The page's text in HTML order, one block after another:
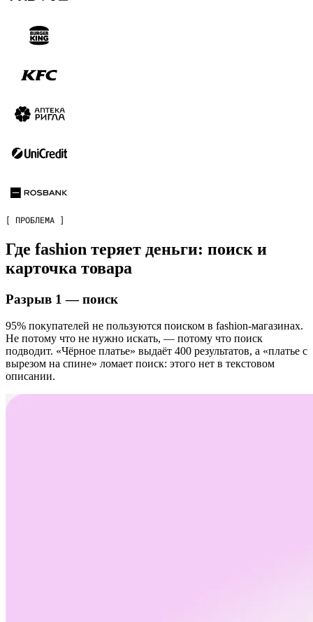
[ ПРОБЛЕМА ]
Где fashion теряет деньги: поиск и
карточка товара
Разрыв 1 — поиск
95% покупателей не пользуются поиском в fashion-магазинах.
Не потому что не нужно искать, — потому что поиск
подводит. «Чёрное платье» выдаёт 400 результатов, а «платье с
вырезом на спине» ломает поиск: этого нет в текстовом
описании.